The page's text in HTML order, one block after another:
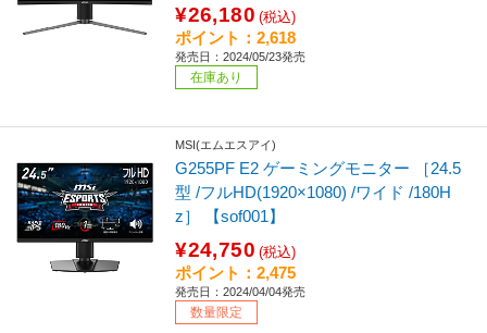
¥26,180 (税込)
ポイント：2,618
発売日：2024/05/23発売
在庫あり
MSI(エムエスアイ)
G255PF E2 ゲーミングモニター ［24.5
型 /フルHD(1920×1080) /ワイド /180H
z］ 【sof001】
¥24,750 (税込)
ポイント：2,475
発売日：2024/04/04発売
数量限定